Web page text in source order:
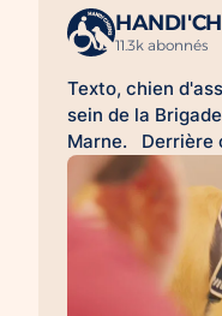
11.3k abonnés
Texto, chien
sein de la
Marne. Derrière
a une histoire
nombreuses
d'un
les faits lors
expertise peut
côtés, les